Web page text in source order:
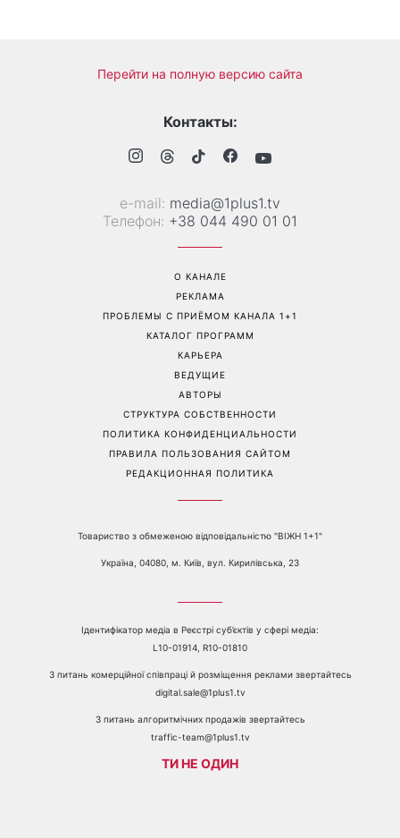
Перейти на полную версию сайта
Контакты:
е-mail: media@1plus1.tv
Телефон: +38 044 490 01 01
О КАНАЛЕ
РЕКЛАМА
ПРОБЛЕМЫ С ПРИЁМОМ КАНАЛА 1+1
КАТАЛОГ ПРОГРАММ
КАРЬЕРА
ВЕДУЩИЕ
АВТОРЫ
СТРУКТУРА СОБСТВЕННОСТИ
ПОЛИТИКА КОНФИДЕНЦИАЛЬНОСТИ
ПРАВИЛА ПОЛЬЗОВАНИЯ САЙТОМ
РЕДАКЦИОННАЯ ПОЛИТИКА
Товариство з обмеженою відповідальністю "ВІЖН 1+1"
Україна, 04080, м. Київ, вул. Кирилівська, 23
Ідентифікатор медіа в Реєстрі суб’єктів у сфері медіа:
L10-01914, R10-01810
З питань комерційної співпраці й розміщення реклами звертайтесь
digital.sale@1plus1.tv
З питань алгоритмічних продажів звертайтесь
traffic-team@1plus1.tv
ТИ НЕ ОДИН